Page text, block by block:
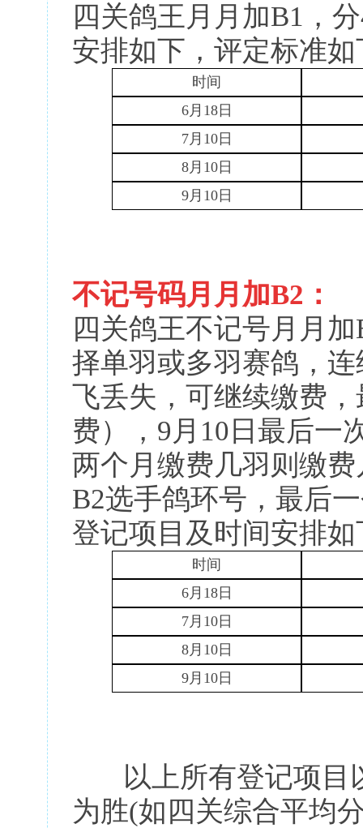
四关鸽王月月加B1，
安排如下，评定标准如
时间
6月18日
7月 10日
8月 10日
9月 10日
不记号码月月加B2：
四关鸽王不记号月月加
择单羽或多羽赛鸽，
飞丢失，可继续缴费
费），9月10日最后一
两个月缴费几羽则缴
B2选手鸽环号，最后
登记项目及时间安排
时间
6月18日
7月 10日
8月 10日
9月 10日
以上所有登记项目
为胜(如四关综合平均